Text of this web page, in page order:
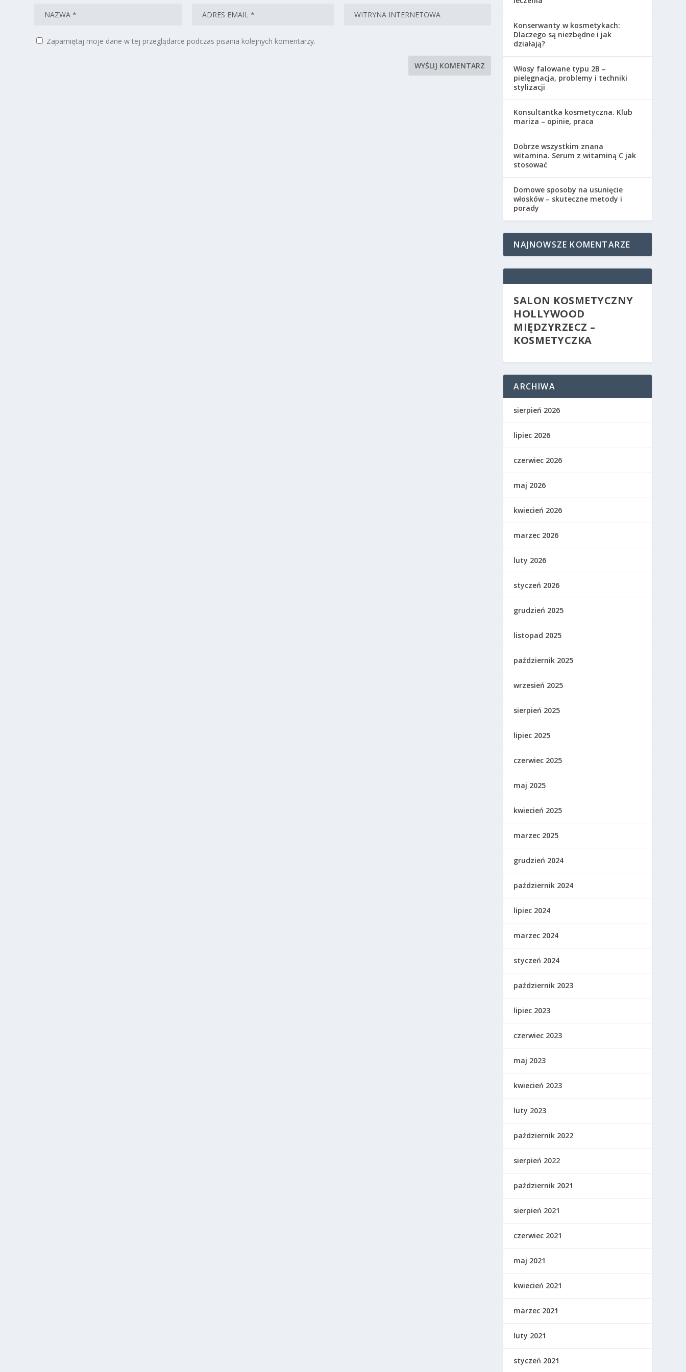
Zapamiętaj moje dane w tej przeglądarce podczas pisania kolejnych komentarzy.
Konserwanty w kosmetykach:
Dlaczego są niezbędne i jak
działają?
Włosy falowane typu 2B –
pielęgnacja, problemy i techniki
stylizacji
Konsultantka kosmetyczna. Klub
mariza – opinie, praca
Dobrze wszystkim znana
witamina. Serum z witaminą C jak
stosować
Domowe sposoby na usunięcie
włosków – skuteczne metody i
porady
NAJNOWSZE KOMENTARZE
SALON KOSMETYCZNY
HOLLYWOOD
MIĘDZYRZECZ –
KOSMETYCZKA
ARCHIWA
sierpień 2026
lipiec 2026
czerwiec 2026
maj 2026
kwiecień 2026
marzec 2026
luty 2026
styczeń 2026
grudzień 2025
listopad 2025
październik 2025
wrzesień 2025
sierpień 2025
lipiec 2025
czerwiec 2025
maj 2025
kwiecień 2025
marzec 2025
grudzień 2024
październik 2024
lipiec 2024
marzec 2024
styczeń 2024
październik 2023
lipiec 2023
czerwiec 2023
maj 2023
kwiecień 2023
luty 2023
październik 2022
sierpień 2022
październik 2021
sierpień 2021
czerwiec 2021
maj 2021
kwiecień 2021
marzec 2021
luty 2021
styczeń 2021